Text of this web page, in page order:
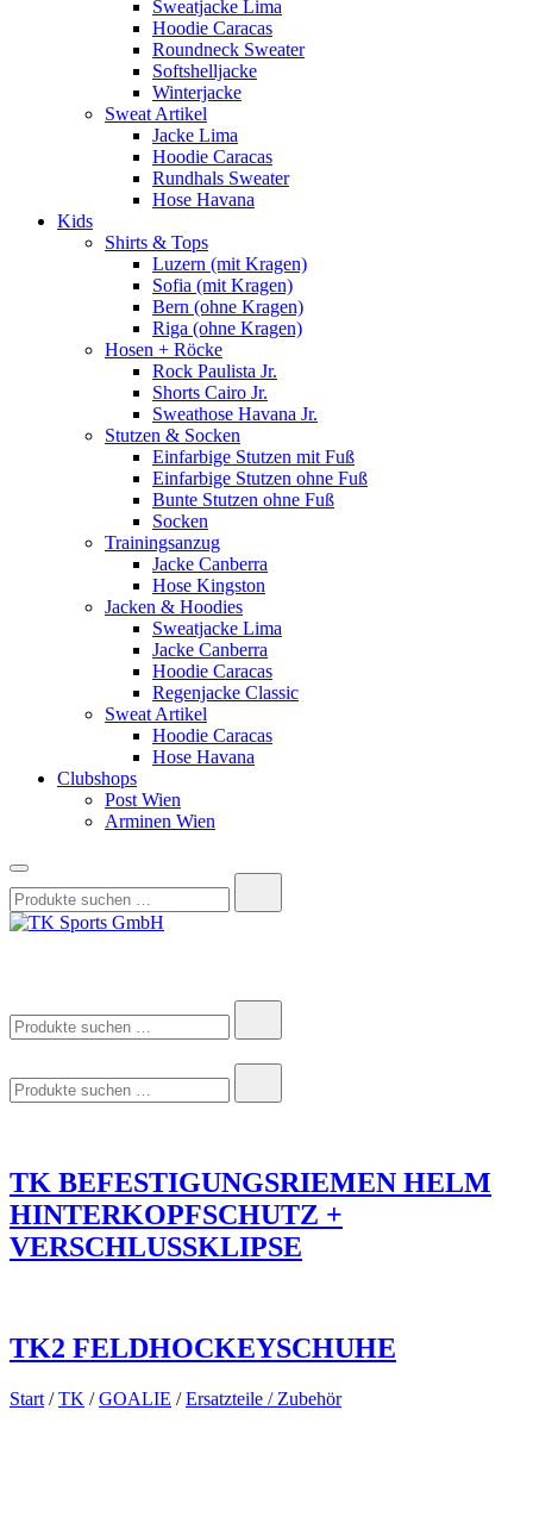
Sweatjacke Lima
Hoodie Caracas
Roundneck Sweater
Softshelljacke
Winterjacke
Sweat Artikel
Jacke Lima
Hoodie Caracas
Rundhals Sweater
Hose Havana
Kids
Shirts & Tops
Luzern (mit Kragen)
Sofia (mit Kragen)
Bern (ohne Kragen)
Riga (ohne Kragen)
Hosen + Röcke
Rock Paulista Jr.
Shorts Cairo Jr.
Sweathose Havana Jr.
Stutzen & Socken
Einfarbige Stutzen mit Fuß
Einfarbige Stutzen ohne Fuß
Bunte Stutzen ohne Fuß
Socken
Trainingsanzug
Jacke Canberra
Hose Kingston
Jacken & Hoodies
Sweatjacke Lima
Jacke Canberra
Hoodie Caracas
Regenjacke Classic
Sweat Artikel
Hoodie Caracas
Hose Havana
Clubshops
Post Wien
Arminen Wien
nach:
nach:
nach:
TK BEFESTIGUNGSRIEMEN HELM
HINTERKOPFSCHUTZ +
VERSCHLUSSKLIPSE
TK2 FELDHOCKEYSCHUHE
Start /TK /GOALIE /Ersatzteile / Zubehör